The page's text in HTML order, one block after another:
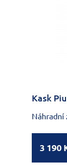
Kask
Náhradní
3 190